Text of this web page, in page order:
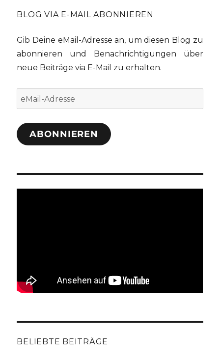
BLOG VIA E-MAIL ABONNIEREN
Gib Deine eMail-Adresse an, um diesen Blog zu
abonnieren und Benachrichtigungen über
neue Beiträge via E-Mail zu erhalten.
eMail-
Adresse
ABONNIEREN
BELIEBTE BEITRÄGE